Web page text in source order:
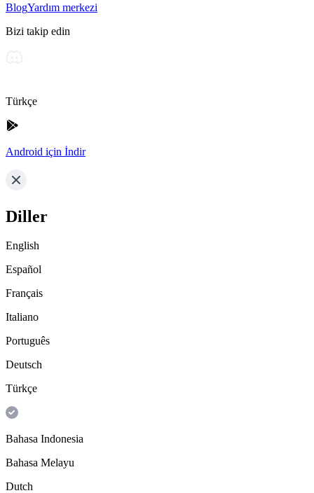
BlogYardım merkezi
Bizi takip edin
Türkçe
Android için İndir
Diller
English
Español
Français
Italiano
Português
Deutsch
Türkçe
Bahasa Indonesia
Bahasa Melayu
Dutch